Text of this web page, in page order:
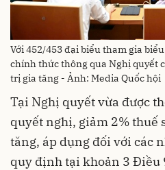
Với 452/453 đại biểu tham gia
chính thức thông qua Nghị quyết
trị gia tăng - Ảnh: Media Quốc hội
Tại Nghị quyết vừa được
quyết nghị, giảm 2% thuế
tăng, áp dụng đối với các
quy định tại khoản 3 Điều